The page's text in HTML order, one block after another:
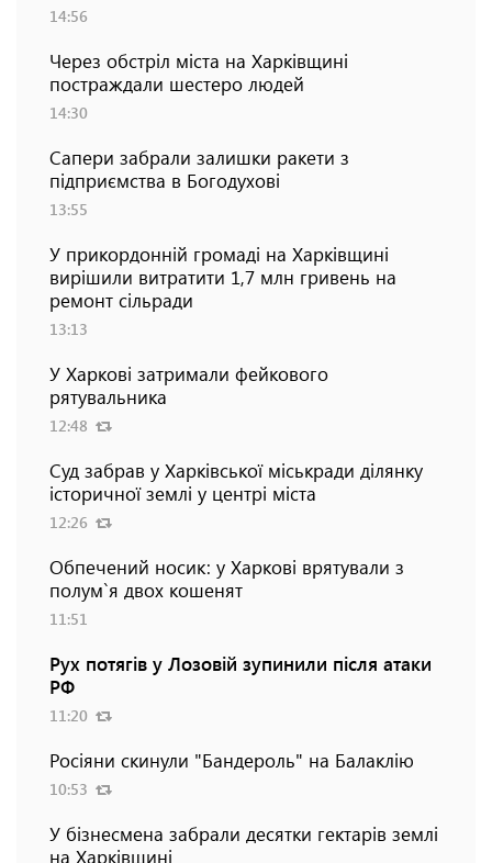
14:56
Через обстріл міста на Харківщині
постраждали шестеро людей
14:30
Сапери забрали залишки ракети з
підприємства в Богодухові
13:55
У прикордонній громаді на Харківщині
вирішили витратити 1,7 млн гривень на
ремонт сільради
13:13
У Харкові затримали фейкового
рятувальника
12:48
Суд забрав у Харківської міськради ділянку
історичної землі у центрі міста
12:26
Обпечений носик: у Харкові врятували з
полум`я двох кошенят
11:51
Рух потягів у Лозовій зупинили після атаки
РФ
11:20
Росіяни скинули "Бандероль" на Балаклію
10:53
У бізнесмена забрали десятки гектарів землі
на Харківщині